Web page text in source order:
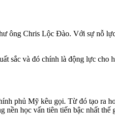
ông Chris Lộc Đào. Với sự nỗ
sắc và đó chính là động lực
phủ Mỹ kêu gọi. Từ đó tạo ra
học vấn tiên tiến bậc nhất